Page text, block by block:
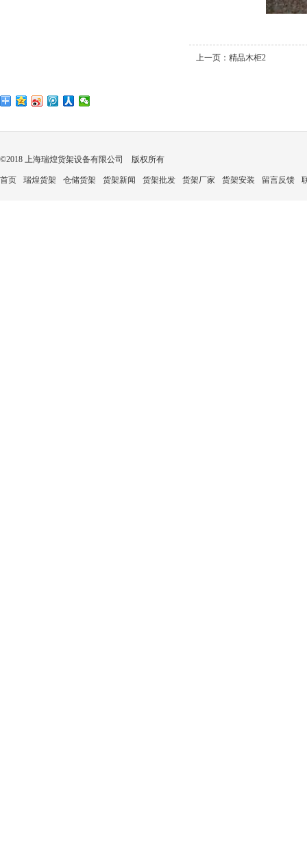
上一页： 精品木柜2
©2018 上海瑞煌货架设备有限公司 版权所有
首页 瑞煌货架 仓储货架 货架新闻 货架批发 货架厂家 货架安装 留言反馈